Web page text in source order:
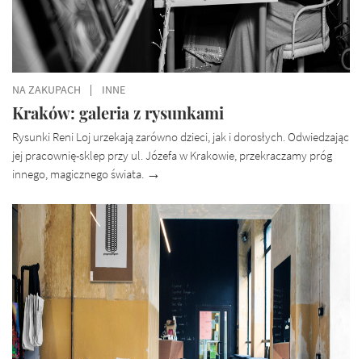
NA ZAKUPACH INNE
Kraków: galeria z rysunkami
Rysunki Reni Loj urzekają zarówno dzieci, jak i dorosłych. Odwiedzając
jej pracownię-sklep przy ul. Józefa w Krakowie, przekraczamy próg
innego, magicznego świata.